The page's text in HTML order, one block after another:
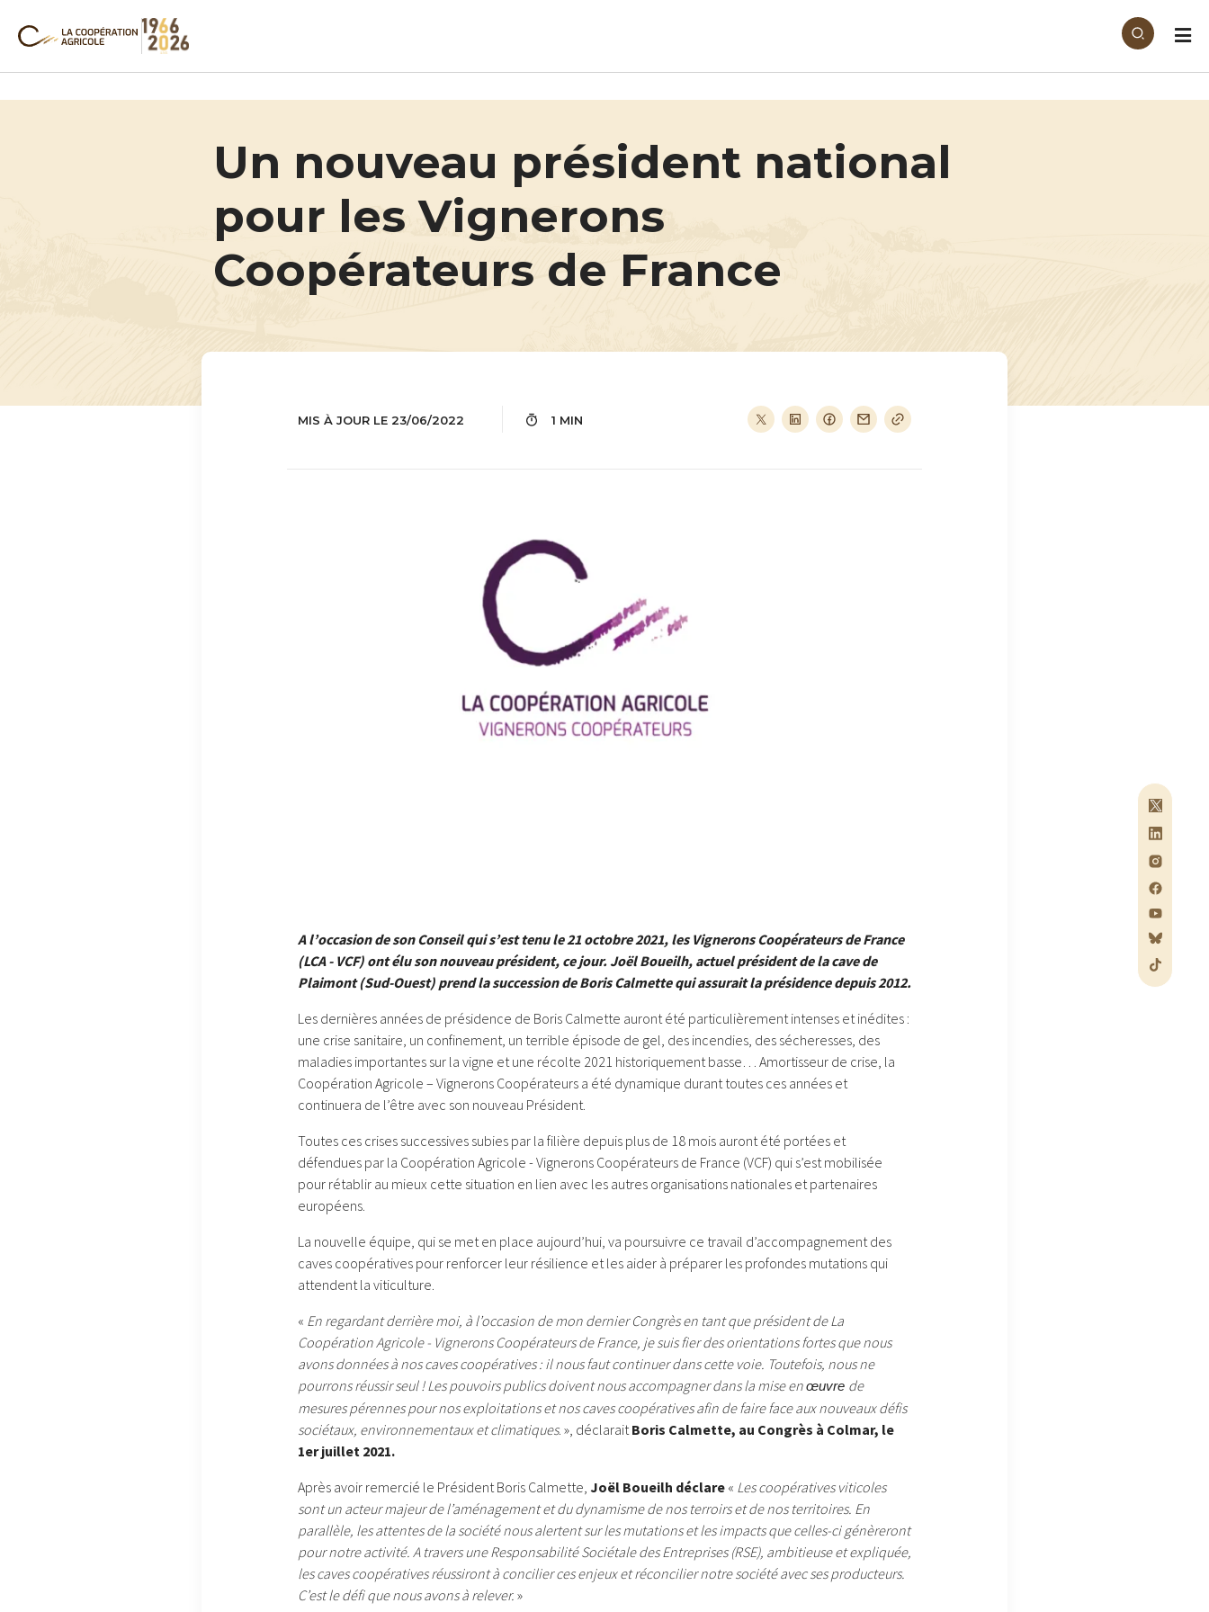
Un nouveau président national
pour les Vignerons
Coopérateurs de France
MIS À JOUR LE 23/06/2022 1 MIN
A l’occasion de son Conseil qui s’est tenu le 21 octobre 2021, les Vignerons Coopérateurs de France
(LCA - VCF) ont élu son nouveau président, ce jour. Joël Boueilh, actuel président de la cave de
Plaimont (Sud-Ouest) prend la succession de Boris Calmette qui assurait la présidence depuis 2012.
Les dernières années de présidence de Boris Calmette auront été particulièrement intenses et inédites :
une crise sanitaire, un confinement, un terrible épisode de gel, des incendies, des sécheresses, des
maladies importantes sur la vigne et une récolte 2021 historiquement basse… Amortisseur de crise, la
Coopération Agricole – Vignerons Coopérateurs a été dynamique durant toutes ces années et
continuera de l’être avec son nouveau Président.
Toutes ces crises successives subies par la filière depuis plus de 18 mois auront été portées et
défendues par la Coopération Agricole - Vignerons Coopérateurs de France (VCF) qui s’est mobilisée
pour rétablir au mieux cette situation en lien avec les autres organisations nationales et partenaires
européens.
La nouvelle équipe, qui se met en place aujourd’hui, va poursuivre ce travail d’accompagnement des
caves coopératives pour renforcer leur résilience et les aider à préparer les profondes mutations qui
attendent la viticulture.
« En regardant derrière moi, à l’occasion de mon dernier Congrès en tant que président de La
Coopération Agricole - Vignerons Coopérateurs de France, je suis fier des orientations fortes que nous
avons données à nos caves coopératives : il nous faut continuer dans cette voie. Toutefois, nous ne
pourrons réussir seul ! Les pouvoirs publics doivent nous accompagner dans la mise enœuvre de
mesures pérennes pour nos exploitations et nos caves coopératives afin de faire face aux nouveaux défis
sociétaux, environnementaux et climatiques. », déclarait Boris Calmette, au Congrès à Colmar, le
1er juillet 2021.
Après avoir remercié le Président Boris Calmette, Joël Boueilh déclare « Les coopératives viticoles
sont un acteur majeur de l’aménagement et du dynamisme de nos terroirs et de nos territoires. En
parallèle, les attentes de la société nous alertent sur les mutations et les impacts que celles-ci génèreront
pour notre activité. A travers une Responsabilité Sociétale des Entreprises (RSE), ambitieuse et expliquée,
les caves coopératives réussiront à concilier ces enjeux et réconcilier notre société avec ses producteurs.
C’est le défi que nous avons à relever. »